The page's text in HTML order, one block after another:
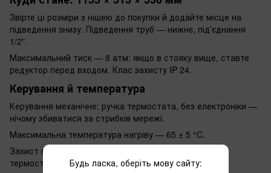
Звірте ці розміри з нішею до покупки й додайте місце на
підведення знизу. Підведення труб — нижнє, підʼєднання
1/2".
Максимальний тиск — 8 атм: якщо в стояку вище, ставте
редуктор перед входом. Клас захисту IP 24.
Керування й температура
Керування механічне: ручка термостата, без електроніки —
нічому збиватися за стрибків мережі.
Максимальна температура нагріву — 65 ± 5 °C.
Захист від перегріву вимикає ТЕН у разі відмови
термостата.
Будь ласка, оберіть мову сайту: